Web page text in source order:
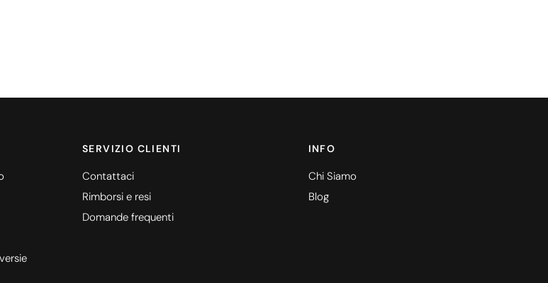
SERVIZIO CLIENTI
Contattaci
Rimborsi e resi
Domande frequenti
INFO
Chi Siamo
Blog